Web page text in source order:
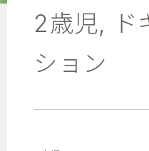
2歳児,
ション